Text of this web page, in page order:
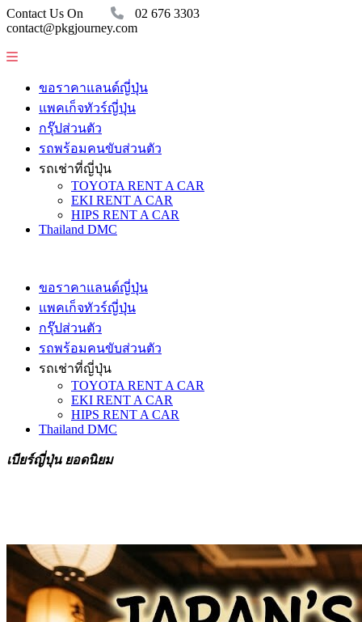
Contact Us On
02 676 3303
contact@pkgjourney.com
ขอราคาแลนด์ญี่ปุ่น
แพคเก็จทัวร์ญี่ปุ่น
กรุ๊ปส่วนตัว
รถพร้อมคนขับส่วนตัว
รถเช่าที่ญี่ปุ่น
TOYOTA RENT A CAR
EKI RENT A CAR
HIPS RENT A CAR
Thailand DMC
ขอราคาแลนด์ญี่ปุ่น
แพคเก็จทัวร์ญี่ปุ่น
กรุ๊ปส่วนตัว
รถพร้อมคนขับส่วนตัว
รถเช่าที่ญี่ปุ่น
TOYOTA RENT A CAR
EKI RENT A CAR
HIPS RENT A CAR
Thailand DMC
เบียร์ญี่ปุ่น ยอดนิยม